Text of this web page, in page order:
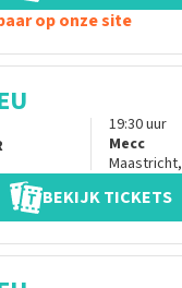
op onze site
19:30uur
Mecc
Maastricht,
BEKIJK TICKETS